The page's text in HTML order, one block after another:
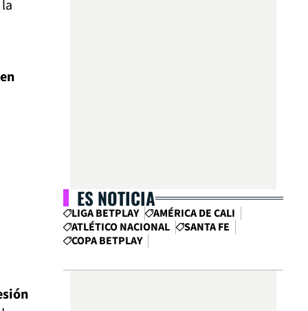
ES NOTICIA
LIGA BETPLAY
AMÉRICA DE CALI
ATLÉTICO NACIONAL
SANTA FE
COPA BETPLAY